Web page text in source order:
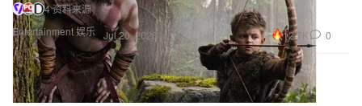
Entertainment 娱乐
4 资料来源
Jul 20, 2026
12.7K 0